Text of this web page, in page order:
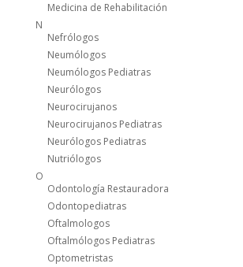
Medicina de Rehabilitación
N
Nefrólogos
Neumólogos
Neumólogos Pediatras
Neurólogos
Neurocirujanos
Neurocirujanos Pediatras
Neurólogos Pediatras
Nutriólogos
O
Odontología Restauradora
Odontopediatras
Oftalmologos
Oftalmólogos Pediatras
Optometristas